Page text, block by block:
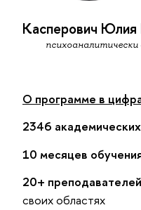
Касперович Юлия
О программе в
2346
10 месяцев
20+ преподавателей
своих областях